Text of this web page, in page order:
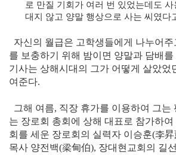
로 만질 기회가 여러 번 있었는데도
대지 않고 양말 행상으로 사는 씨였다
자신의 월급은 고학생들에게 나누어주
를 보충하기 위해 밤이면 양말과 담배를
기사는 상해시대의 그가 어떻게 살았었
여준다.
그해 여름, 직장 휴가를 이용하여 그는
는 장로회 총회에 상해 대표로 참가하
회를 세운 장로회의 실력자 이승훈(李
목사 양전백(梁甸伯), 장대현교회의 길